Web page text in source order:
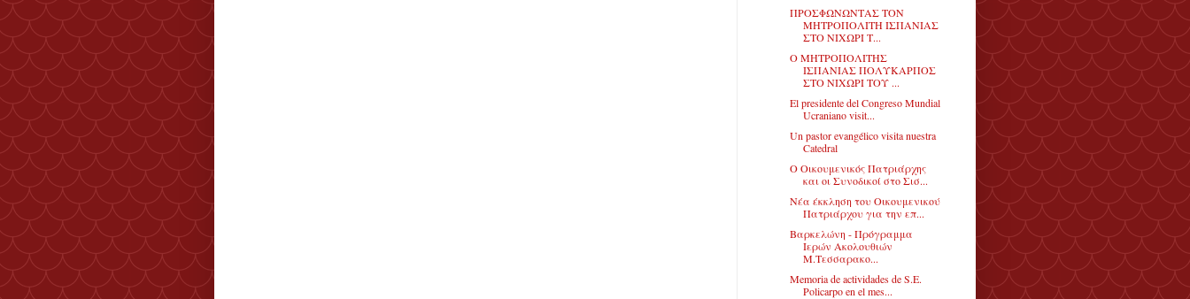
ΠΡΟΣΦΩΝΩΝΤΑΣ ΤΟΝ
ΜΗΤΡΟΠΟΛΙΤΗ ΙΣΠΑΝΙΑΣ
ΣΤΟ ΝΙΧΩΡΙ Τ...
Ο ΜΗΤΡΟΠΟΛΙΤΗΣ
ΙΣΠΑΝΙΑΣ ΠΟΛΥΚΑΡΠΟΣ
ΣΤΟ ΝΙΧΩΡΙ ΤΟΥ ...
El presidente del Congreso Mundial
Ucraniano visit...
Un pastor evangélico visita nuestra
Catedral
Ο Οικουμενικός Πατριάρχης
και οι Συνοδικοί στο Σισ...
Νέα έκκληση του Οικουμενικού
Πατριάρχου για την επ...
Βαρκελώνη - Πρόγραμμα
Ιερών Ακολουθιών
Μ.Τεσσαρακο...
Memoria de actividades de S.E.
Policarpo en el mes...